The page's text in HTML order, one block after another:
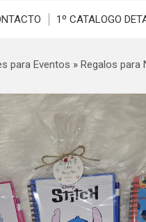
1º CATALOGO
para Eventos » Regalos para